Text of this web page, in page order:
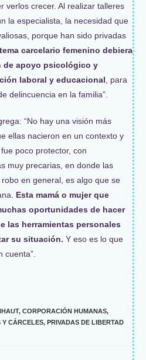
verlos crecer. Al realizar talleres
la especialista, la necesidad que
porque han sido privadas
carcelario femenino debiera
de apoyo psicológico y
laboral y educacional , para
delincuencia en la familia”.
“No hay una visión más
ellas nacieron en un contexto y
poco protector, con
muy precarias, en donde las
en general, es algo que se
Esta mamá o mujer que
oportunidades de hacer
las herramientas personales
su situación. Y eso es lo que
cuenta”.
, CORPORACIÓN HUMANAS,
Y CÁRCELES, PRIVADAS DE LIBERTAD